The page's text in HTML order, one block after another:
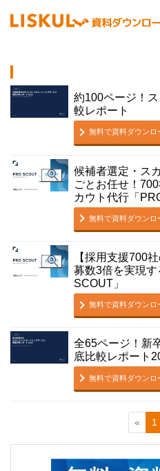
約100ページ！
較レポート
無料で資料ダウンロ
候補者選定・ス
ごとお任せ！
カウト代行「
無料で資料ダウンロ
【採用支援700
募数3倍を実現
SCOUT」
無料で資料ダウンロ
全65ページ！新
底比較レポート
無料で資料ダウンロ
« 1